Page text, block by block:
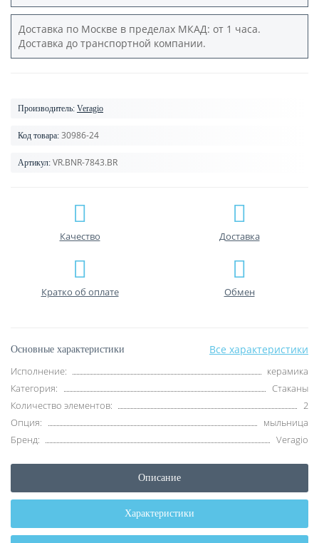
Доставка по Москве в пределах МКАД: от 1 часа.
Доставка до транспортной компании.
Производитель: Veragio
Код товара: 30986-24
Артикул: VR.BNR-7843.BR
Качество Доставка
Кратко об оплате Обмен
Основные характеристики Все характеристики
Исполнение:
керамика
Категория:
Стаканы
Количество элементов:
2
Опция:
мыльница
Бренд:
Veragio
Описание
Характеристики